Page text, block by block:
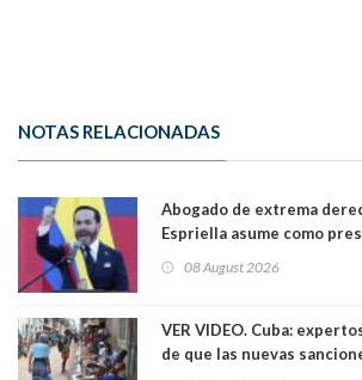
NOTAS RELACIONADAS
Abogado de extrema
Espriella asume como
08 August 2026
VER VIDEO. Cuba:
de que las nuevas